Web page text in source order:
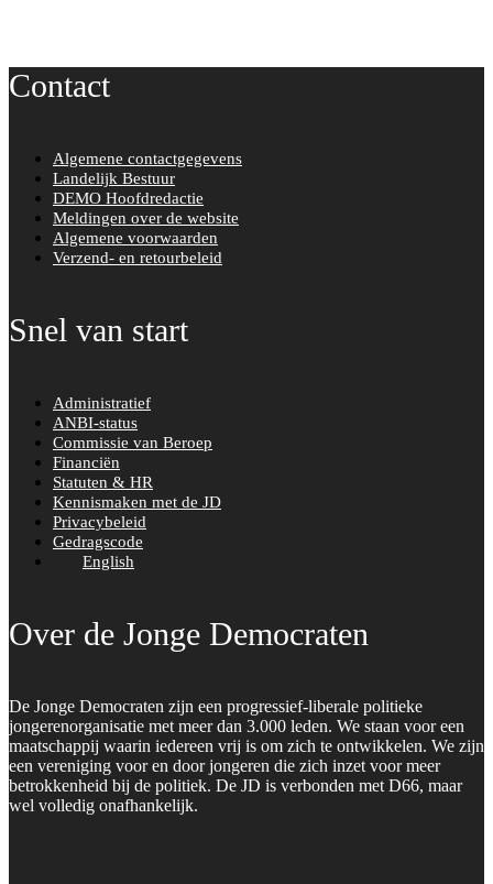
o r
Contact
Algemene contactgegevens
Landelijk Bestuur
DEMO Hoofdredactie
Meldingen over de website
Algemene voorwaarden
Verzend- en retourbeleid
Snel van start
Administratief
ANBI-status
Commissie van Beroep
Financiën
Statuten & HR
Kennismaken met de JD
Privacybeleid
Gedragscode
English
Over de Jonge Democraten
De Jonge Democraten zijn een progressief-liberale politieke
jongerenorganisatie met meer dan 3.000 leden. We staan voor een
maatschappij waarin iedereen vrij is om zich te ontwikkelen. We zijn
een vereniging voor en door jongeren die zich inzet voor meer
betrokkenheid bij de politiek. De JD is verbonden met D66, maar
wel volledig onafhankelijk.